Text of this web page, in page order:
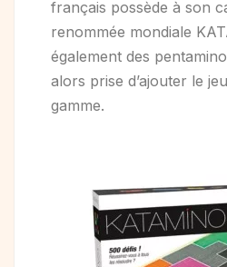
français possède à son
renommée mondiale
également des
alors prise d’ajouter le
gamme.